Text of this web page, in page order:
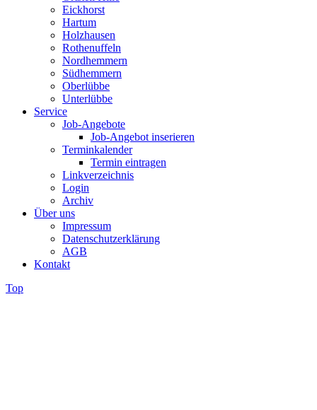
Eickhorst
Hartum
Holzhausen
Rothenuffeln
Nordhemmern
Südhemmern
Oberlübbe
Unterlübbe
Service
Job-Angebote
Job-Angebot inserieren
Terminkalender
Termin eintragen
Linkverzeichnis
Login
Archiv
Über uns
Impressum
Datenschutzerklärung
AGB
Kontakt
Top